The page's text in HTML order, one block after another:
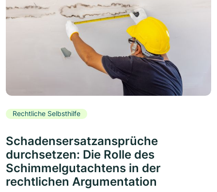
Rechtliche Selbsthilfe
Schadensersatzansprüche
durchsetzen: Die Rolle des
Schimmelgutachtens in der
rechtlichen Argumentation